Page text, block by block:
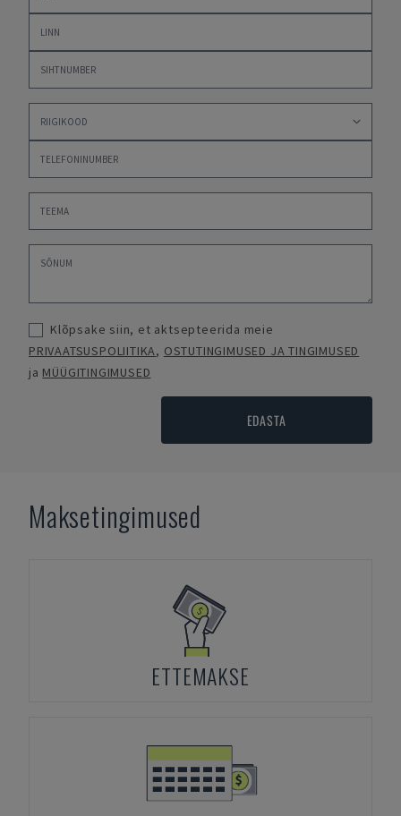
Klõpsake siin, et aktsepteerida meie
PRIVAATSUSPOLIITIKA, OSTUTINGIMUSED JA TINGIMUSED
ja MÜÜGITINGIMUSED
EDASTA
Maksetingimused
ETTEMAKSE